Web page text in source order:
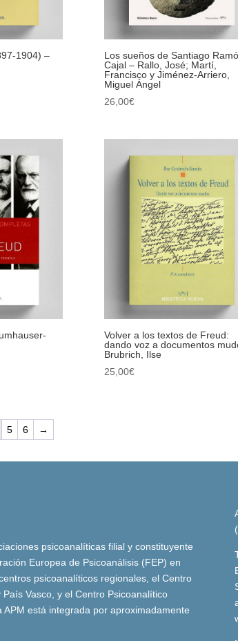
1904) –
Los sueños de Santiago
Cajal – Rallo, José; Martí,
Francisco y Jiménez-Arriero,
Miguel Ángel
26,00€
Volver a los textos de Freud:
dando voz a documentos
Brubrich, Ilse
25,00€
5 6 →
psicoanalíticas filial y constituyente
Europea de Psicoanálisis (FEP) en
psicoanalíticos regionales, el Centro
Vasco, y el Centro Psicoanalítico
está integrada por aproximadamente